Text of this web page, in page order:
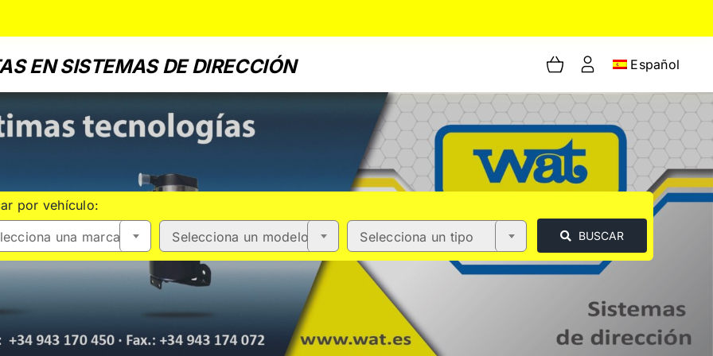
EN SISTEMAS DE DIRECCIÓN Español
por vehículo:
una marca Selecciona un modelo Selecciona un tipo BUSCAR